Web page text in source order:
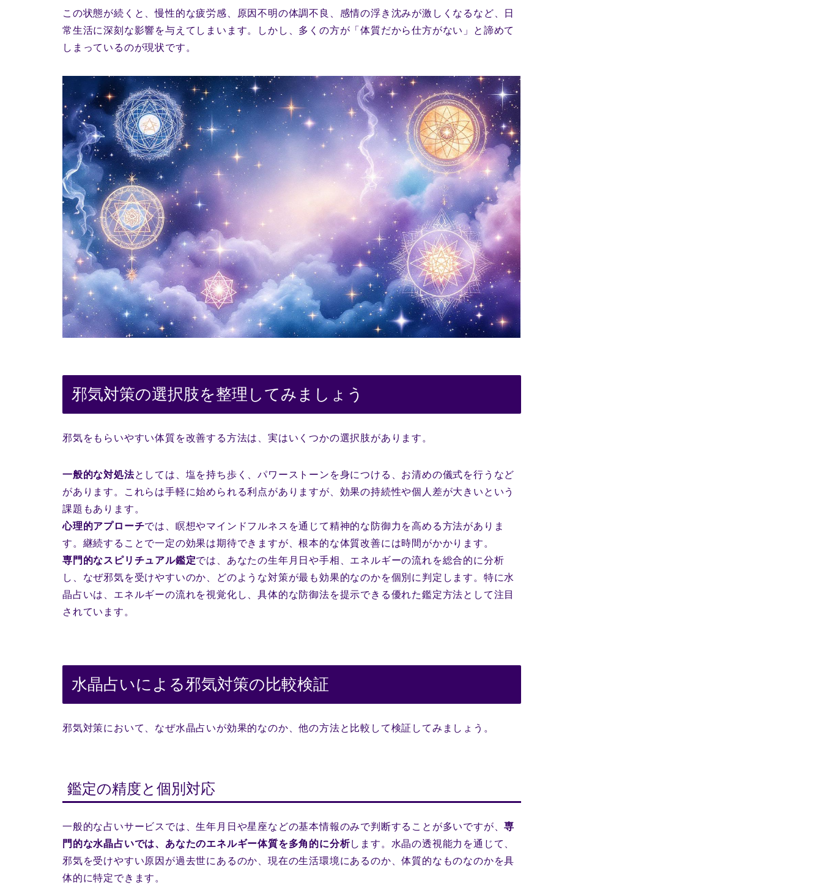
この状態が続くと、慢性的な疲労感、原因不明の体調不良、感情の浮き沈みが激しくなるなど、日
常生活に深刻な影響を与えてしまいます。しかし、多くの方が「体質だから仕方がない」と諦めて
しまっているのが現状です。
邪気対策の選択肢を整理してみましょう
邪気をもらいやすい体質を改善する方法は、実はいくつかの選択肢があります。
一般的な対処法としては、塩を持ち歩く、パワーストーンを身につける、お清めの儀式を行うなど
があります。これらは手軽に始められる利点がありますが、効果の持続性や個人差が大きいという
課題もあります。
心理的アプローチでは、瞑想やマインドフルネスを通じて精神的な防御力を高める方法がありま
す。継続することで一定の効果は期待できますが、根本的な体質改善には時間がかかります。
専門的なスピリチュアル鑑定では、あなたの生年月日や手相、エネルギーの流れを総合的に分析
し、なぜ邪気を受けやすいのか、どのような対策が最も効果的なのかを個別に判定します。特に水
晶占いは、エネルギーの流れを視覚化し、具体的な防御法を提示できる優れた鑑定方法として注目
されています。
水晶占いによる邪気対策の比較検証
邪気対策において、なぜ水晶占いが効果的なのか、他の方法と比較して検証してみましょう。
鑑定の精度と個別対応
一般的な占いサービスでは、生年月日や星座などの基本情報のみで判断することが多いですが、専
門的な水晶占いでは、あなたのエネルギー体質を多角的に分析します。水晶の透視能力を通じて、
邪気を受けやすい原因が過去世にあるのか、現在の生活環境にあるのか、体質的なものなのかを具
体的に特定できます。